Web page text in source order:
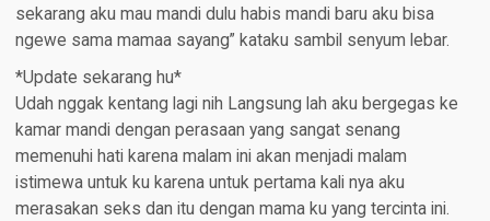
sekarang aku mau mandi dulu habis mandi baru aku bisa
ngewe sama mamaa sayang” kataku sambil senyum lebar.
*Update sekarang hu*
Udah nggak kentang lagi nih Langsung lah aku bergegas ke
kamar mandi dengan perasaan yang sangat senang
memenuhi hati karena malam ini akan menjadi malam
istimewa untuk ku karena untuk pertama kali nya aku
merasakan seks dan itu dengan mama ku yang tercinta ini.